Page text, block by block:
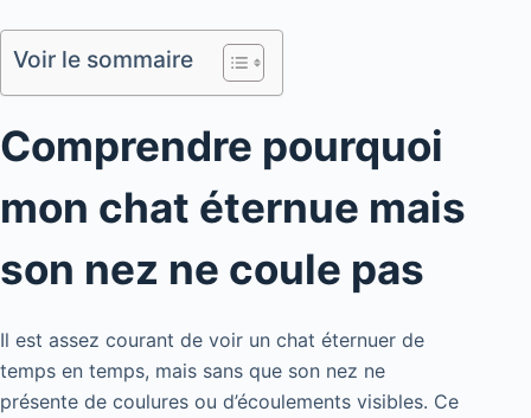
Voir le sommaire
Comprendre pourquoi
mon chat éternue mais
son nez ne coule pas
Il est assez courant de voir un chat éternuer de
temps en temps, mais sans que son nez ne
présente de coulures ou d’écoulements visibles. Ce